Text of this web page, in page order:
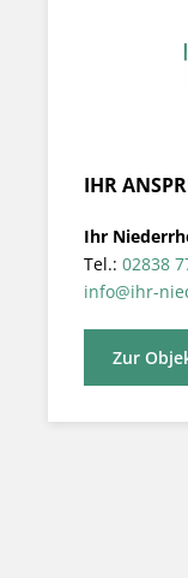
IHR
Ihr
Tel.: 02838
info@ihr-
Zur